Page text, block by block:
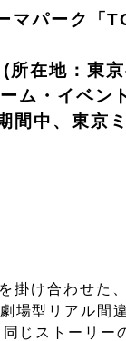
マパーク「
在地：東
ム・イベン
中、東京
掛け合わせた
場型リアル間
じストーリー